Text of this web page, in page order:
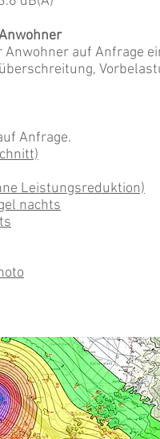
auf Anfrage
Anfrage.
Leistungsreduktion)
nachts